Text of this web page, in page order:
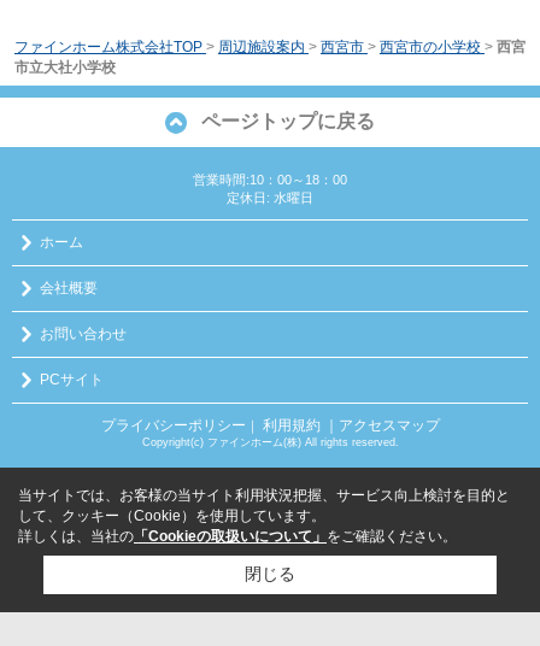
ファインホーム株式会社TOP > 周辺施設案内 > 西宮市 > 西宮市の小学校 > 西宮
市立大社小学校
ページトップに戻る
営業時間:10：00～18：00
定休日: 水曜日
ホーム
会社概要
お問い合わせ
PCサイト
プライバシーポリシー 利用規約 ｜アクセスマップ
Copyright(c) ファインホーム(株) All rights reserved.
当サイトでは、お客様の当サイト利用状況把握、サービス向上検討を目的と
して、クッキー（Cookie）を使用しています。
詳しくは、当社の 「Cookieの取扱いについて」 をご確認ください。
閉じる